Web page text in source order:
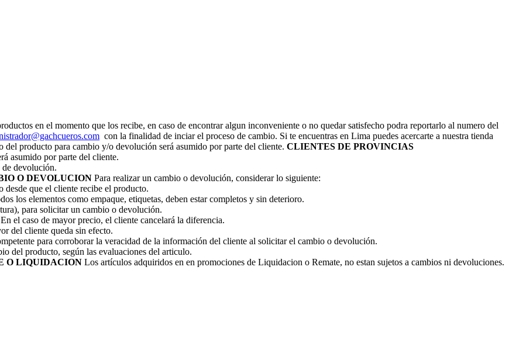
en el momento que los recibe, en caso de encontrar algun inconveniente o no quedar satisfecho podra reportarlo al numero del
con la finalidad de inciar el proceso de cambio. Si te encuentras en Lima puedes acercarte a nuestra tienda
producto para cambio y/o devolución será asumido por parte del cliente. CLIENTES DE PROVINCIAS
asumido por parte del cliente.
devolución.
O DEVOLUCION Para realizar un cambio o devolución, considerar lo siguiente:
que el cliente recibe el producto.
los elementos como empaque, etiquetas, deben estar completos y sin deterioro.
para solicitar un cambio o devolución.
el caso de mayor precio, el cliente cancelará la diferencia.
del cliente queda sin efecto.
para corroborar la veracidad de la información del cliente al solicitar el cambio o devolución.
del producto, según las evaluaciones del articulo.
O LIQUIDACION Los artículos adquiridos en en promociones de Liquidacion o Remate, no estan sujetos a cambios ni devoluciones.